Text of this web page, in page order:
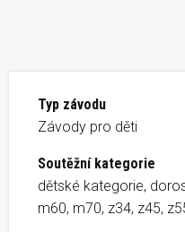
Typ závodu
Závody pro děti
Soutěžní kategorie
dětské kategorie,
m60, m70, z34, z45,